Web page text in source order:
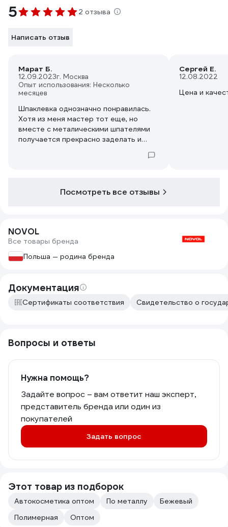
5 2 отзыва
Написать отзыв
Марат Б.
12.09.2023г. Москва
Опыт использования: Несколько
месяцев
Шпаклевка однозначно понравилась.
Хотя из меня мастер тот еще, но
вместе с металическими шпателями
получается прекрасно заделать и
Сергей Е.
12.08.2022
Цена и
Посмотреть все отзывы
NOVOL
Все товары бренда
Польша — родина бренда
Документация
Сертификаты соответствия Свидетельство о
Вопросы и ответы
Нужна помощь?
Задайте вопрос – вам ответит наш эксперт,
представитель бренда или один из
покупателей
Задать вопрос
Этот товар из подборок
Автокосметика оптом По металлу
Бежевый
Полимерная
Оптом